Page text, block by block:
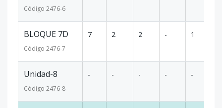
Código 2476-6
BLOQUE 7D
Código 2476-7
7 2 2 - 1
Unidad-8
Código 2476-8
- - - - -